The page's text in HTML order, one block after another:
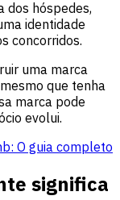
dos hóspedes,
identidade
concorridos.
uma marca
que tenha
marca pode
evolui.
O guia completo
significa